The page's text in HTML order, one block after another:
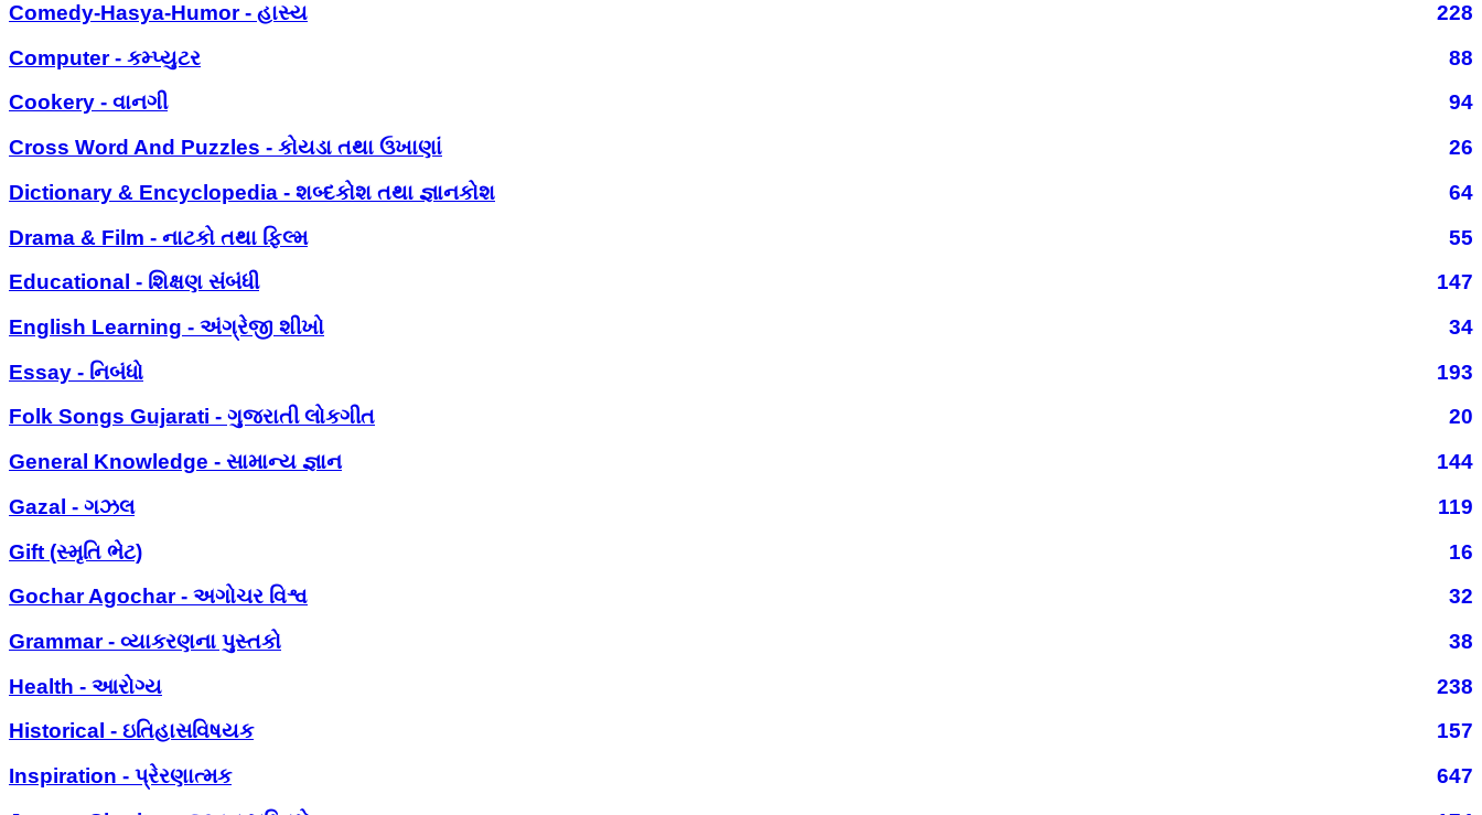
Comedy-Hasya-Humor - હાસ્ય
228
Computer - કમ્પ્યુટર
88
Cookery - વાનગી
94
Cross Word And Puzzles - કોયડા તથા ઉખાણાં
26
Dictionary & Encyclopedia - શબ્દકોશ તથા જ્ઞાનકોશ
64
Drama & Film - નાટકો તથા ફિલ્મ
55
Educational - શિક્ષણ સંબંધી
147
English Learning - અંગ્રેજી શીખો
34
Essay - નિબંધો
193
Folk Songs Gujarati - ગુજરાતી લોકગીત
20
General Knowledge - સામાન્ય જ્ઞાન
144
Gazal - ગઝલ
119
Gift (સ્મૃતિ ભેટ)
16
Gochar Agochar - અગોચર વિશ્વ
32
Grammar - વ્યાકરણના પુસ્તકો
38
Health - આરોગ્ય
238
Historical - ઇતિહાસવિષયક
157
Inspiration - પ્રેરણાત્મક
647